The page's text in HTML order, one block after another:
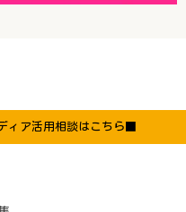
ィア活用相談はこちら■